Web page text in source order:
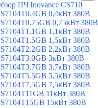
ПЧ Inovance CS710
0,4кВт 380В
0,75кВт 380В
1,1кВт 380В
1,5кВт 380В
2,2кВт 380В
3кВт 380В
3,7кВт 380В
5,5кВт 380В
7,5кВт 380В
11кВт 380В
15кВт 380В